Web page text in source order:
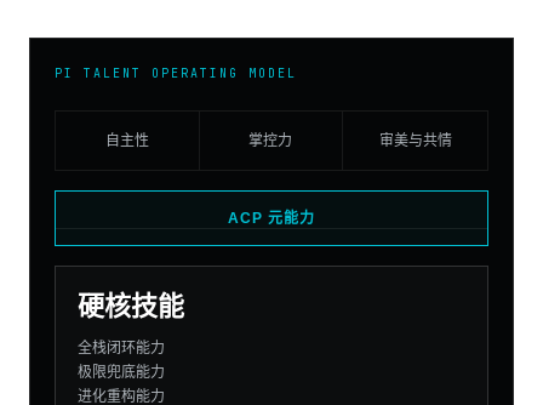
PI TALENT OPERATING MODEL
自主性 掌控力 审美与共情
ACP 元能力
硬核技能
全栈闭环能力
极限兜底能力
进化重构能力